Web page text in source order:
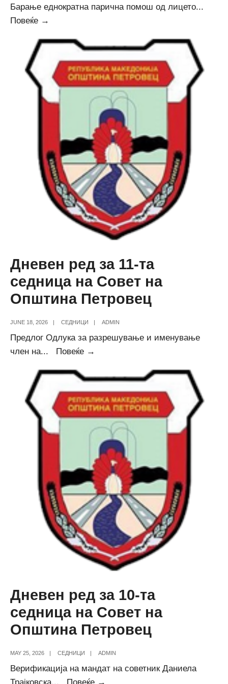
Барање еднократна парична помош од лицето...
Повеќе →
12-
та
седница
на
Општина
Петровец
Дневен ред за 11-та
седница на Совет на
Општина Петровец
JUNE 18, 2026 СЕДНИЦИ ADMIN
Предлог Одлука за разрешување и именување
член на... Повеќе →
за
11-
та
седница
Совет
на
Општина
Петровец
Дневен ред за 10-та
седница на Совет на
Општина Петровец
MAY 25, 2026 СЕДНИЦИ ADMIN
Верификација на мандат на советник Даниела